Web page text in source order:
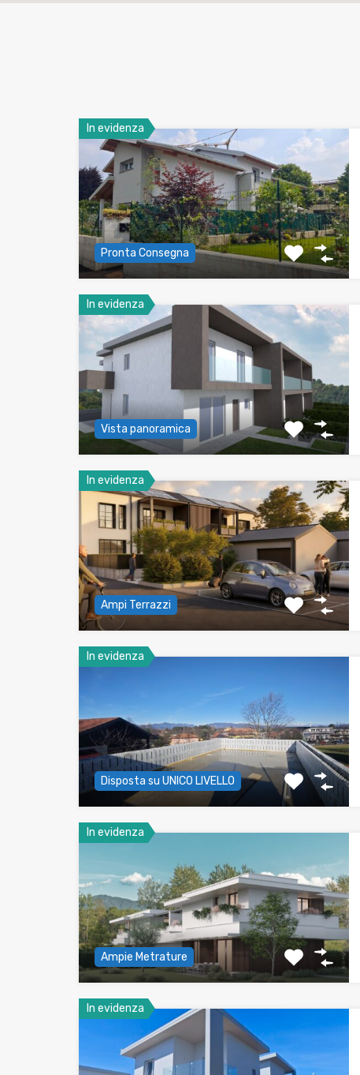
In evidenza
Pronta Consegna
In evidenza
Vista panoramica
In evidenza
Ampi Terrazzi
In evidenza
Disposta su UNICO LIVELLO
In evidenza
Ampie Metrature
In evidenza